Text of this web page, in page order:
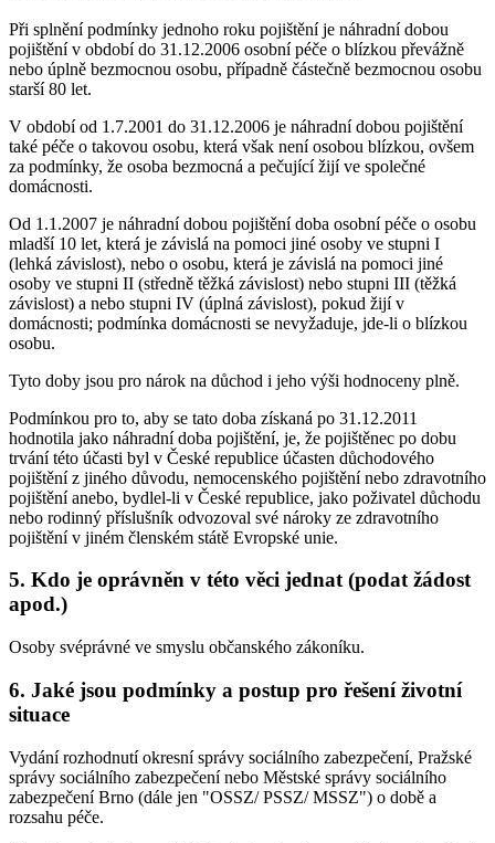
Při splnění podmínky jednoho roku pojištění je náhradní dobou
pojištění v období do 31.12.2006 osobní péče o blízkou převážně
nebo úplně bezmocnou osobu, případně částečně bezmocnou osobu
starší 80 let.
V období od 1.7.2001 do 31.12.2006 je náhradní dobou pojištění
také péče o takovou osobu, která však není osobou blízkou, ovšem
za podmínky, že osoba bezmocná a pečující žijí ve společné
domácnosti.
Od 1.1.2007 je náhradní dobou pojištění doba osobní péče o osobu
mladší 10 let, která je závislá na pomoci jiné osoby ve stupni I
(lehká závislost), nebo o osobu, která je závislá na pomoci jiné
osoby ve stupni II (středně těžká závislost) nebo stupni III (těžká
závislost) a nebo stupni IV (úplná závislost), pokud žijí v
domácnosti; podmínka domácnosti se nevyžaduje, jde-li o blízkou
osobu.
Tyto doby jsou pro nárok na důchod i jeho výši hodnoceny plně.
Podmínkou pro to, aby se tato doba získaná po 31.12.2011
hodnotila jako náhradní doba pojištění, je, že pojištěnec po dobu
trvání této účasti byl v České republice účasten důchodového
pojištění z jiného důvodu, nemocenského pojištění nebo zdravotního
pojištění anebo, bydlel-li v České republice, jako poživatel důchodu
nebo rodinný příslušník odvozoval své nároky ze zdravotního
pojištění v jiném členském státě Evropské unie.
5. Kdo je oprávněn v této věci jednat (podat žádost
apod.)
Osoby svéprávné ve smyslu občanského zákoníku.
6. Jaké jsou podmínky a postup pro řešení životní
situace
Vydání rozhodnutí okresní správy sociálního zabezpečení, Pražské
správy sociálního zabezpečení nebo Městské správy sociálního
zabezpečení Brno (dále jen "OSSZ/ PSSZ/ MSSZ") o době a
rozsahu péče.